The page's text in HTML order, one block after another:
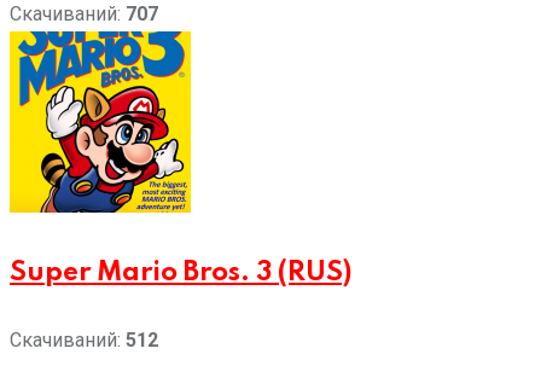
Скачиваний: 707
Super Mario Bros. 3 (RUS)
Скачиваний: 512